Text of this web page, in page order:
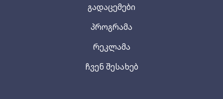
გადაცემები
პროგრამა
რეკლამა
ჩვენ შესახებ